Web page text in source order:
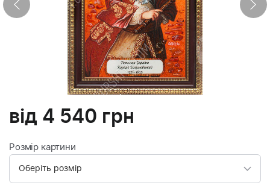
від 4 540 грн
Розмір картини